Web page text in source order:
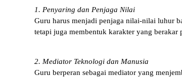
1. Penyaring dan Penjaga Nilai
Guru harus menjadi penjaga nilai-nilai luhur
tetapi juga membentuk karakter yang berakar
2. Mediator Teknologi dan Manusia
Guru berperan sebagai mediator yang